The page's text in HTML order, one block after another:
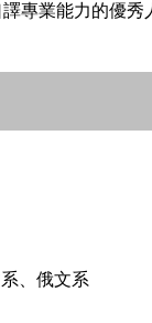
專業能力的優秀
、俄文系